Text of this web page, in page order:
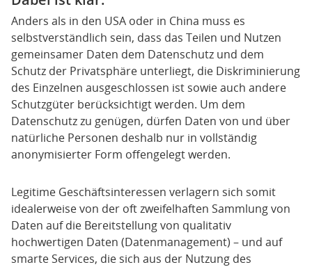
Anders als in den USA oder in China muss es
selbstverständlich sein, dass das Teilen und Nutzen
gemeinsamer Daten dem Datenschutz und dem
Schutz der Privatsphäre unterliegt, die Diskriminierung
des Einzelnen ausgeschlossen ist sowie auch andere
Schutzgüter berücksichtigt werden. Um dem
Datenschutz zu genügen, dürfen Daten von und über
natürliche Personen deshalb nur in vollständig
anonymisierter Form offengelegt werden.
Legitime Geschäftsinteressen verlagern sich somit
idealerweise von der oft zweifelhaften Sammlung von
Daten auf die Bereitstellung von qualitativ
hochwertigen Daten (Datenmanagement) – und auf
smarte Services, die sich aus der Nutzung des